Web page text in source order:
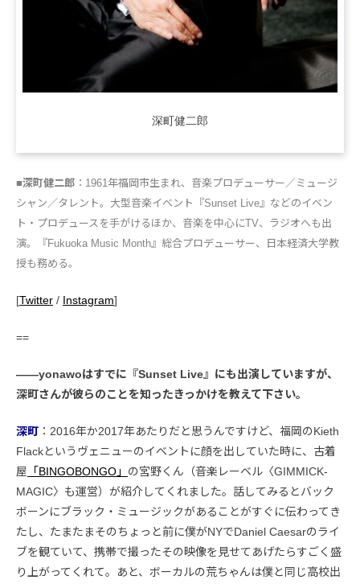
深町健二郎
■深町健二郎 ：1961年福岡市生まれ、音楽プロデューサー／ミュージ
シャン／タレント。大型音楽イベント『Sunset Live』などのイベン
ト・プロデュースを手がけるほか、音楽を中心にTV、ラジオへも出
演。『Fukuoka Music Month』総合プロデューサー、日本経済大学教
授も務める。
[Twitter / Instagram]
==
――yonawoはすでに『Sunset Live』にも出演していますが、
深町さんが彼らのことを知ったきっかけを教えて下さい。
深町 ：2016年か2017年あたりだと思うんですけど、福岡のKieth
Flackというヴェニューのイベントに顔を出していた時に、古着
屋 「BINGOBONGO」 の宮野くん（音楽レーベル〈GIMMICK-
MAGIC〉も運営）が紹介してくれました。話してみるとバック
ボーンにブラック・ミュージックがあることがすぐに伝わってき
たし、たまたまそのちょっと前に僕がNYでDaniel Caesarのライ
ブを観ていて、携帯で撮ったその映像を見せてあげたらすごく盛
り上がってくれて。あと、ボーカルの荒ちゃんは僕と同じ高校出